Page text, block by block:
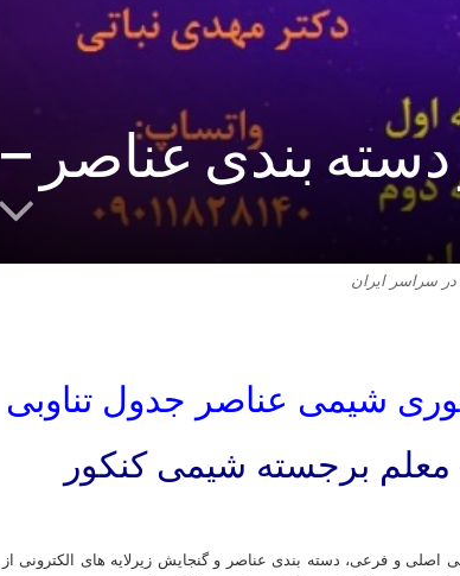
دسته بندی عناصر –
سراسر ایران
شیمی عناصر جدول تناوبی
معلم برجسته شیمی کنکور
اصلی و فرعی، دسته بندی عناصر و گنجایش زیرلایه های الکترونی از